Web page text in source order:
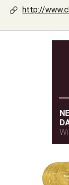
http://